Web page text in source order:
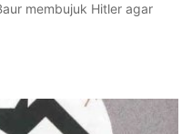
membujuk Hitler agar